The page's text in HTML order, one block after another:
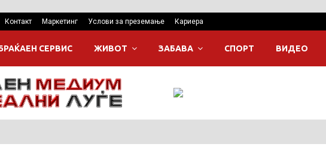
Контакт Маркетинг Услови за преземање Кариера
СЕРВИС ЖИВОТ ЗАБАВА СПОРТ ВИДЕО